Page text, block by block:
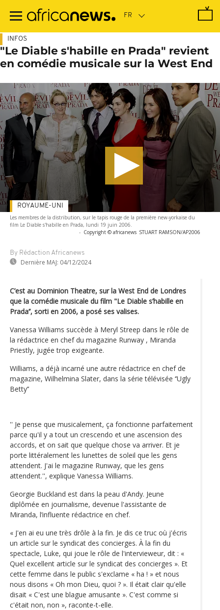
contenu
INFOS
"Le Diable s'habille en Prada" revient
en comédie musicale sur la West End
Les membres de la distribution, sur le tapis rouge de la première new-yorkaise du
film Le Diable s'habille en Prada, lundi 19 juin 2006.
- Copyright © africanews STUART RAMSON/AP2006
By Rédaction Africanews
Dernière MAJ: 04/12/2024
ROYAUME-UNI
C’est au Dominion Theatre, sur la West End de Londres
que la comédie musicale du film "Le Diable s’habille en
Prada’’, sorti en 2006, a posé ses valises.
Vanessa Williams succède à Meryl Streep dans le rôle de
la rédactrice en chef du magazine Runway , Miranda
Priestly, jugée trop exigeante.
Williams, a déjà incarné une autre rédactrice en chef de
magazine, Wilhelmina Slater, dans la série télévisée ‘’Ugly
Betty’’
'' Je pense que musicalement, ça fonctionne parfaitement
parce qu'il y a tout un crescendo et une ascension des
accords, et on sait que quelque chose va arriver. Et je
porte littéralement les lunettes de soleil que les gens
attendent. J'ai le magazine Runway, que les gens
attendent.'', explique Vanessa Williams.
Georgie Buckland est dans la peau d'Andy. Jeune
diplômée en journalisme, devenue l'assistante de
Miranda, l’influente rédactrice en chef.
« J'en ai eu une très drôle à la fin. Je dis ce truc où j'écris
un article sur le syndicat des concierges. À la fin du
spectacle, Luke, qui joue le rôle de l'intervieweur, dit : «
Quel excellent article sur le syndicat des concierges ». Et
cette femme dans le public s'exclame « ha ! » et nous
nous disons « Oh mon Dieu, quoi ? ». Il était clair qu'elle
disait « C'est une blague amusante ». C'est comme si
c'était non, non », raconte-t-elle.